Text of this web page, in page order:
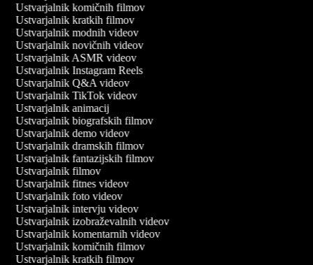
Ustvarjalnik komičnih filmov
Ustvarjalnik kratkih filmov
Ustvarjalnik modnih videov
Ustvarjalnik novičnih videov
Ustvarjalnik ASMR videov
Ustvarjalnik Instagram Reels
Ustvarjalnik Q&A videov
Ustvarjalnik TikTok videov
Ustvarjalnik animacij
Ustvarjalnik biografskih filmov
Ustvarjalnik demo videov
Ustvarjalnik dramskih filmov
Ustvarjalnik fantazijskih filmov
Ustvarjalnik filmov
Ustvarjalnik fitnes videov
Ustvarjalnik foto videov
Ustvarjalnik intervju videov
Ustvarjalnik izobraževalnih videov
Ustvarjalnik komentarnih videov
Ustvarjalnik komičnih filmov
Ustvarjalnik kratkih filmov